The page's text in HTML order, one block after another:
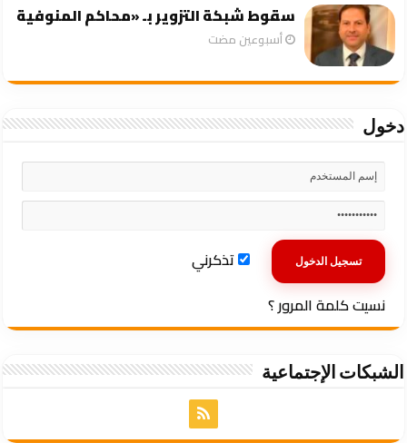
سقوط شبكة التزوير بـ «محاكم المنوفية
‏أسبوعين مضت
دخول
تذكرني
نسيت كلمة المرور ؟
الشبكات الإجتماعية